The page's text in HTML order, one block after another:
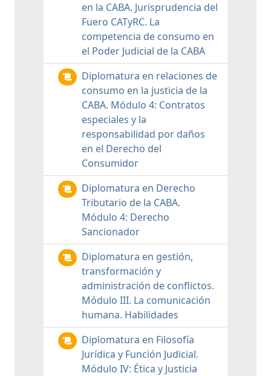
en la CABA. Jurisprudencia del
Fuero CATyRC. La
competencia de consumo en
el Poder Judicial de la CABA
Diplomatura en relaciones de
consumo en la justicia de la
CABA. Módulo 4: Contratos
especiales y la
responsabilidad por daños
en el Derecho del
Consumidor
Diplomatura en Derecho
Tributario de la CABA.
Módulo 4: Derecho
Sancionador
Diplomatura en gestión,
transformación y
administración de conflictos.
Módulo III. La comunicación
humana. Habilidades
Diplomatura en Filosofía
Jurídica y Función Judicial.
Módulo IV: Ética y Justicia